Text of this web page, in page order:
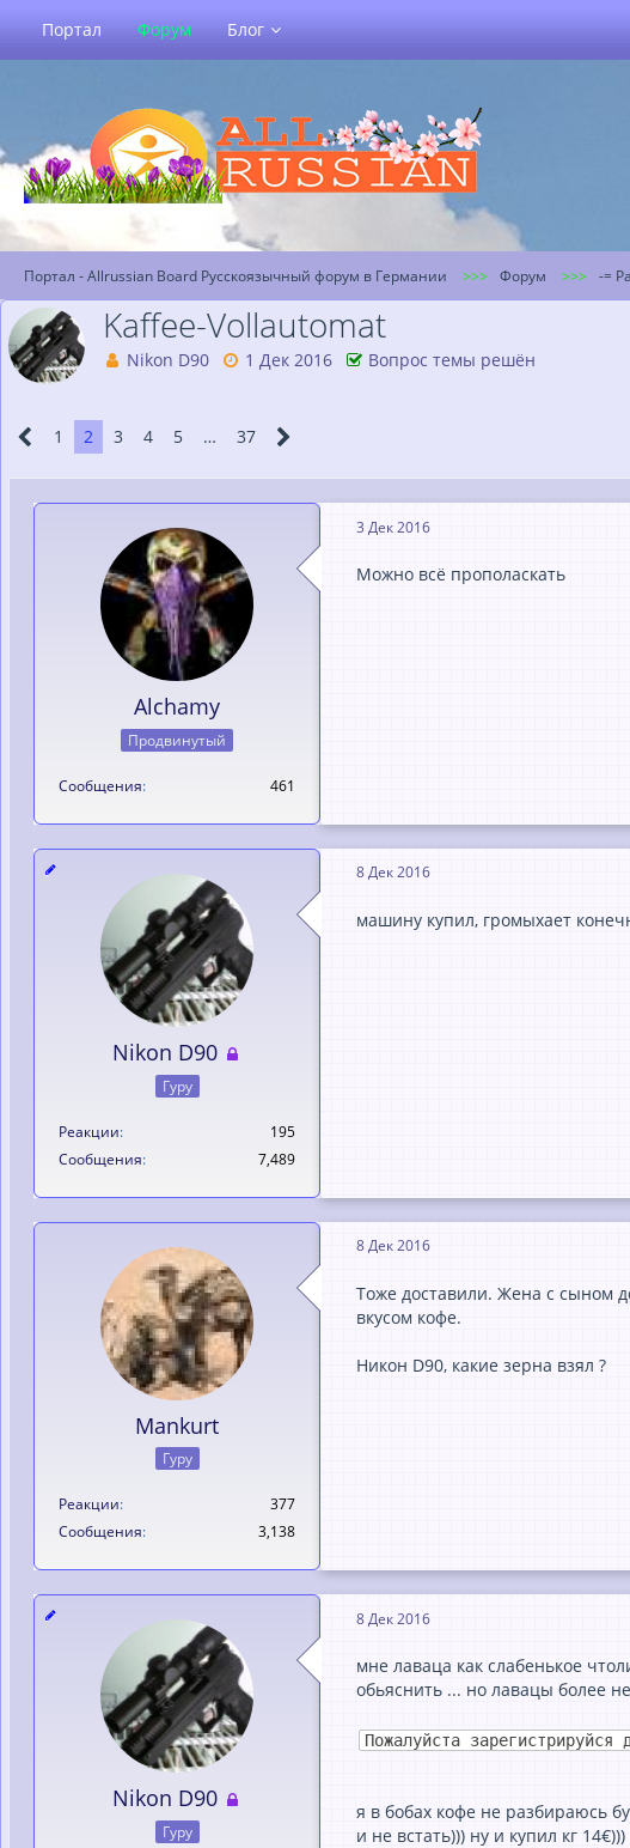
Портал Форум Блог
Портал - Allrussian Board Русскоязычный форум в Германии Форум -=
Kaffee-Vollautomat
Nikon D90 1 Дек 2016 Вопрос темы решён
1 2 3 4 5 … 37
Alchamy
Продвинутый
Сообщения 461
3 Дек 2016
Можно всё прополаскать
Nikon D90
Гуру
Реакции
195
Сообщения
7,489
8 Дек 2016
машину купил, громыхает
Mankurt
Гуру
Реакции
377
Сообщения
3,138
8 Дек 2016
Тоже доставили. Жена с сыном
вкусом кофе.
Никон D90, какие зерна взял ?
Nikon D90
Гуру
8 Дек 2016
мне лаваца как слабенькое
обьяснить ... но лавацы более
Пожалуйста
я в бобах кофе не разбираюсь
и не встать))) ну и купил кг 14€)))